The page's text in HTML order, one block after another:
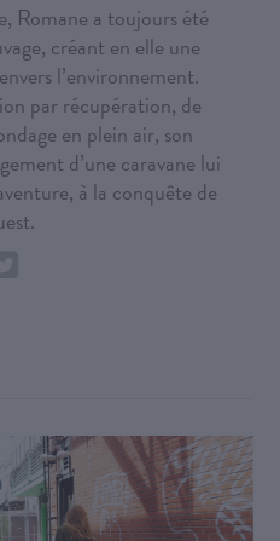
Romane a toujours été
créant en elle une
l’environnement.
par récupération, de
en plein air, son
d’une caravane lui
à la conquête de